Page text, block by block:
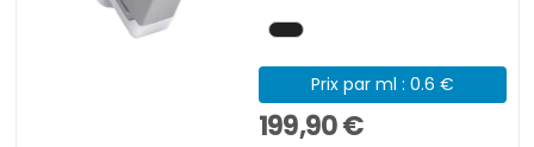
Prix par ml : 0.6 €
199,90 €